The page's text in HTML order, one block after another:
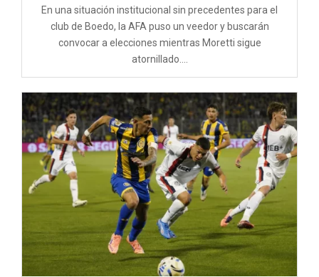
En una situación institucional sin precedentes para el
club de Boedo, la AFA puso un veedor y buscarán
convocar a elecciones mientras Moretti sigue
atornillado....